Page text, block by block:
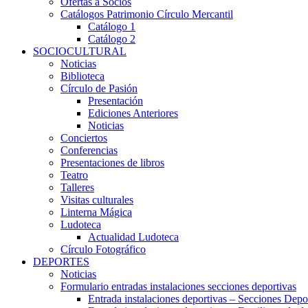
Catálogos Patrimonio Círculo Mercantil
Catálogo 1
Catálogo 2
SOCIOCULTURAL
Noticias
Biblioteca
Círculo de Pasión
Presentación
Ediciones Anteriores
Noticias
Conciertos
Conferencias
Presentaciones de libros
Teatro
Talleres
Visitas culturales
Linterna Mágica
Ludoteca
Actualidad Ludoteca
Círculo Fotográfico
DEPORTES
Noticias
Formulario entradas instalaciones secciones deportivas
Entrada instalaciones deportivas – Secciones